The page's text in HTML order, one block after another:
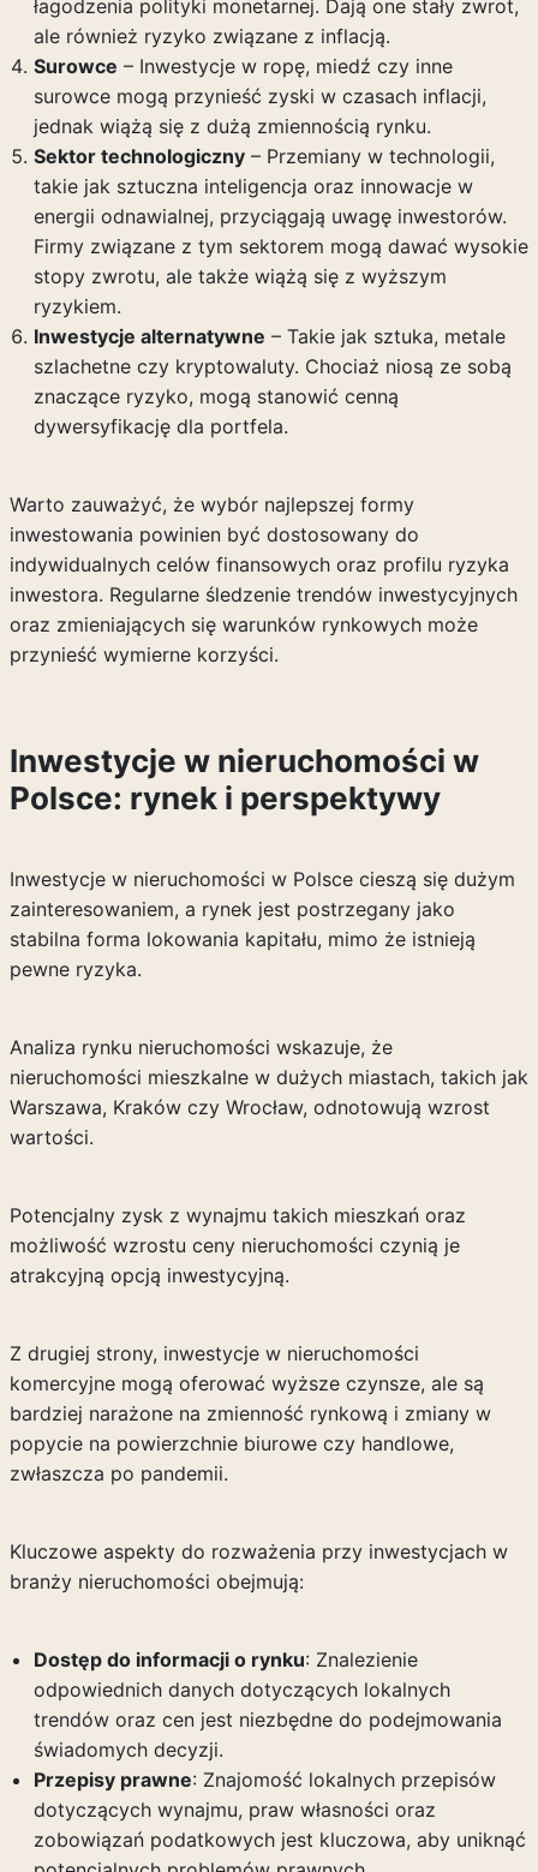
łagodzenia polityki monetarnej. Dają one stały zwrot,
ale również ryzyko związane z inflacją.
Surowce – Inwestycje w ropę, miedź czy inne
surowce mogą przynieść zyski w czasach inflacji,
jednak wiążą się z dużą zmiennością rynku.
Sektor technologiczny– Przemiany w technologii,
takie jak sztuczna inteligencja oraz innowacje w
energii odnawialnej, przyciągają uwagę inwestorów.
Firmy związane z tym sektorem mogą dawać wysokie
stopy zwrotu, ale także wiążą się z wyższym
ryzykiem.
Inwestycje alternatywne – Takie jak sztuka, metale
szlachetne czy kryptowaluty. Chociaż niosą ze sobą
znaczące ryzyko, mogą stanowić cenną
dywersyfikację dla portfela.
Warto zauważyć, że wybór najlepszej formy
inwestowania powinien być dostosowany do
indywidualnych celów finansowych oraz profilu ryzyka
inwestora. Regularne śledzenie trendów inwestycyjnych
oraz zmieniających się warunków rynkowych może
przynieść wymierne korzyści.
Inwestycje w nieruchomości w
Polsce: rynek i perspektywy
Inwestycje w nieruchomości w Polsce cieszą się dużym
zainteresowaniem, a rynek jest postrzegany jako
stabilna forma lokowania kapitału, mimo że istnieją
pewne ryzyka.
Analiza rynku nieruchomości wskazuje, że
nieruchomości mieszkalne w dużych miastach, takich jak
Warszawa, Kraków czy Wrocław, odnotowują wzrost
wartości.
Potencjalny zysk z wynajmu takich mieszkań oraz
możliwość wzrostu ceny nieruchomości czynią je
atrakcyjną opcją inwestycyjną.
Z drugiej strony, inwestycje w nieruchomości
komercyjne mogą oferować wyższe czynsze, ale są
bardziej narażone na zmienność rynkową i zmiany w
popycie na powierzchnie biurowe czy handlowe,
zwłaszcza po pandemii.
Kluczowe aspekty do rozważenia przy inwestycjach w
branży nieruchomości obejmują:
Dostęp do informacji o rynku: Znalezienie
odpowiednich danych dotyczących lokalnych
trendów oraz cen jest niezbędne do podejmowania
świadomych decyzji.
Przepisy prawne: Znajomość lokalnych przepisów
dotyczących wynajmu, praw własności oraz
zobowiązań podatkowych jest kluczowa, aby uniknąć